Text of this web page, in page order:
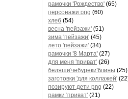
рамочки 'Рождество' (65)
персонажи png (60)
хлеб (54)
весна 'пейзажи' (51)
зима 'пейзажи' (45)
лето 'пейзажи' (34)
рамочки '8 Марта' (27)
для меня 'приват' (26)
беляши'чебуреки'блины (25)
заготовки 'для коллажей'
позируют дети png (22)
рамки 'приват' (21)